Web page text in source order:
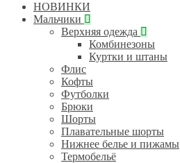
НОВИНКИ
Мальчики
Верхняя одежда
Комбинезоны
Куртки и штаны
Флис
Кофты
Футболки
Брюки
Шорты
Плавательные шорты
Нижнее белье и пижамы
Термобельё